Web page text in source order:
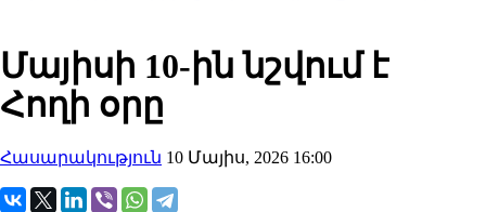
Մայիսի 10-ին նշվում է
Հողի օրը
Հասարակություն 10 Մայիս, 2026 16:00